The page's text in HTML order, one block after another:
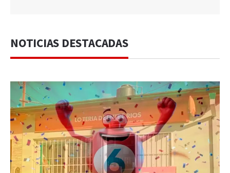
NOTICIAS DESTACADAS